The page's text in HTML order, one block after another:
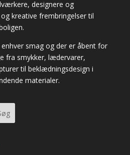
designere og
kreative frembringelser til
smag og der er åbent for
fra smykker, lædervarer,
til beklædningsdesign i
materialer.